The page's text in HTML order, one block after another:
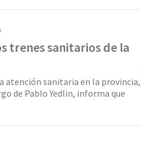
trenes sanitarios de la
atención sanitaria en la provincia,
de Pablo Yedlin, informa que